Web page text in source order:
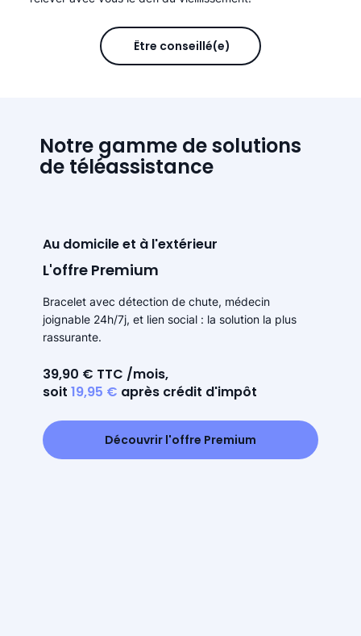
Être conseillé(e)
Notre gamme de solutions
de téléassistance
Au domicile et à l'extérieur
L'offre Premium
Bracelet avec détection de chute, médecin
joignable 24h/7j, et lien social : la solution la plus
rassurante.
39,90 € TTC /mois,
soit 19,95 € après crédit d'impôt
Découvrir l'offre Premium